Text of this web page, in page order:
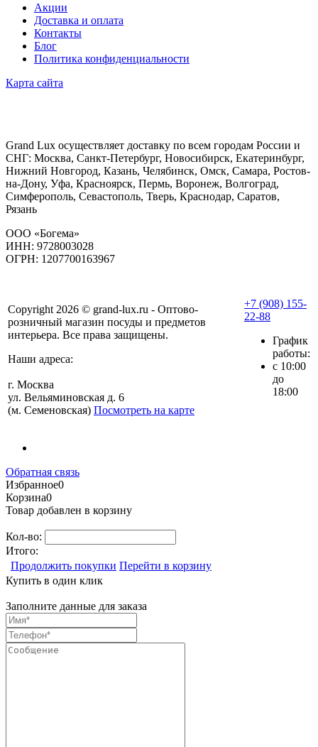
Акции
Доставка и оплата
Контакты
Блог
Политика конфиденциальности
Карта сайта
Grand Lux осуществляет доставку по всем городам России и
СНГ: Москва, Санкт-Петербург, Новосибирск, Екатеринбург,
Нижний Новгород, Казань, Челябинск, Омск, Самара, Ростов-
на-Дону, Уфа, Красноярск, Пермь, Воронеж, Волгоград,
Симферополь, Севастополь, Тверь, Краснодар, Саратов,
Рязань
ООО «Богема»
ИНН: 9728003028
ОГРН: 1207700163967
Copyright 2026 © grand-lux.ru - Оптово-
розничный магазин посуды и предметов
интерьера. Все права защищены.
Наши адреса:
г. Москва
ул. Вельяминовская д. 6
(м. Семеновская) Посмотреть на карте
+7 (908) 155-
22-88
График
работы:
с 10:00
до
18:00
Обратная связь
Избранное0
Корзина0
Товар добавлен в корзину
Кол-во:
Итого:
Продолжить покупки Перейти в корзину
Купить в один клик
Заполните данные для заказа